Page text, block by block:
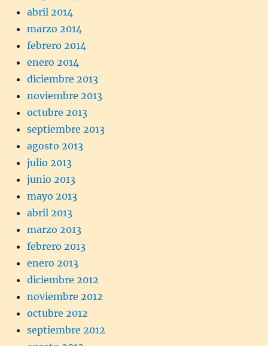
abril 2014
marzo 2014
febrero 2014
enero 2014
diciembre 2013
noviembre 2013
octubre 2013
septiembre 2013
agosto 2013
julio 2013
junio 2013
mayo 2013
abril 2013
marzo 2013
febrero 2013
enero 2013
diciembre 2012
noviembre 2012
octubre 2012
septiembre 2012